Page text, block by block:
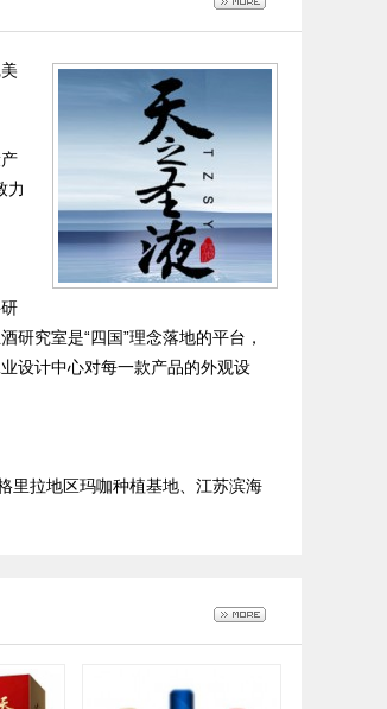
力
究室是“四国”理念落地的平台，
设计中心对每一款产品的外观设
里拉地区玛咖种植基地、江苏滨海